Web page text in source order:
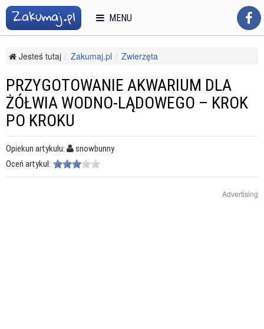
Jesteś tutaj Zakumaj.pl
Zwierzęta
Przygotowanie akwarium dla żółwia wodno-lądowego – krok po
kroku
PRZYGOTOWANIE AKWARIUM DLA
ŻÓŁWIA WODNO-LĄDOWEGO – KROK
PO KROKU
Opiekun artykułu:
snowbunny
Oceń artykuł:
Advertising
MENU